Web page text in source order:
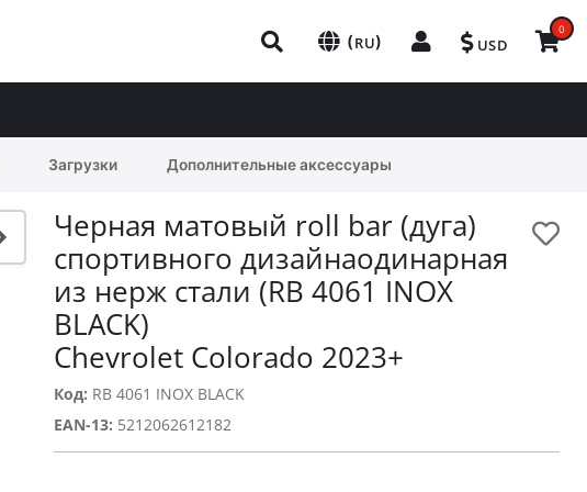
(RU) USD
0
Загрузки Дополнительные аксессуары
Черная матовый roll bar (дуга)
спортивного дизайнаодинарная
из нерж стали (RB 4061 INOX
BLACK)
Chevrolet Colorado 2023+
Код: RB 4061 INOX BLACK
EAN-13: 5212062612182